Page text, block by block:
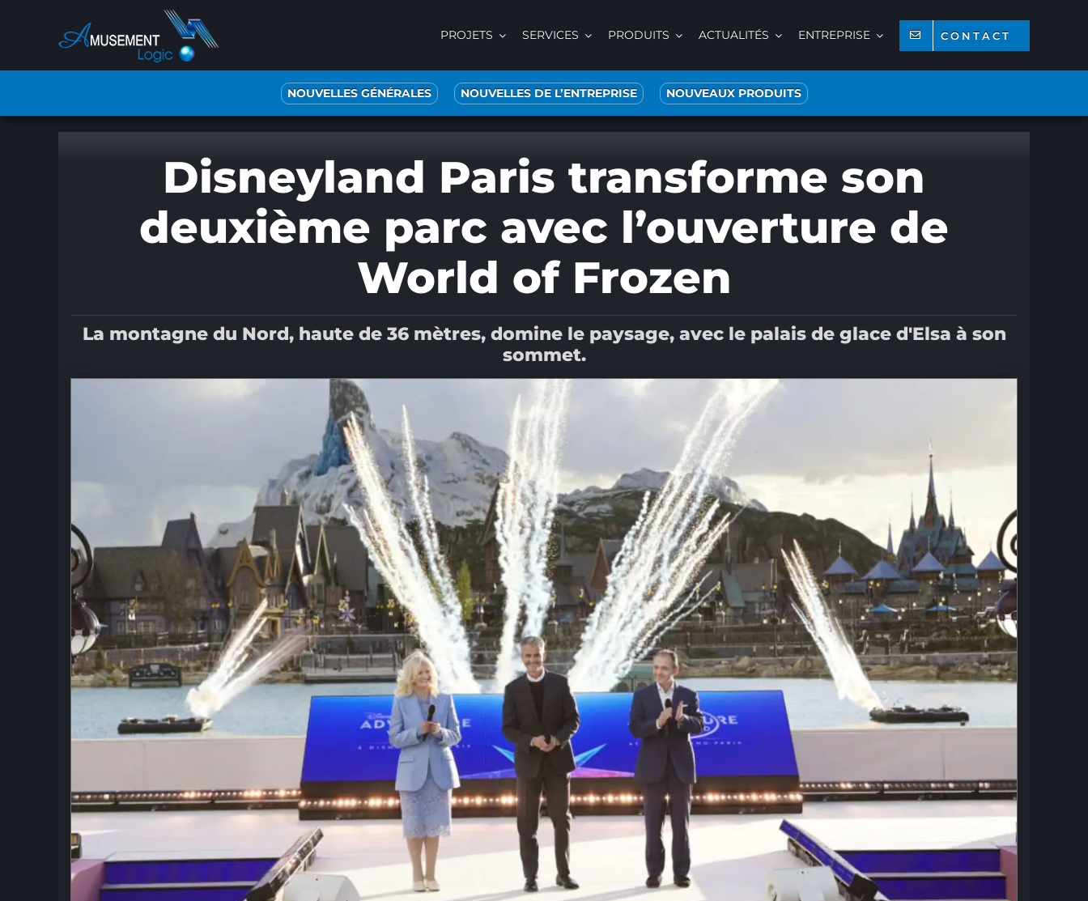
contenu
PROJETS SERVICES PRODUITS ACTUALITÉS ENTREPRISE CONTACT
NOUVELLES GÉNÉRALES NOUVELLES DE L’ENTREPRISE NOUVEAUX PRODUITS
Disneyland Paris transforme son
deuxième parc avec l’ouverture de
World of Frozen
La montagne du Nord, haute de 36 mètres, domine le paysage, avec le palais de glace d'Elsa à son
sommet.